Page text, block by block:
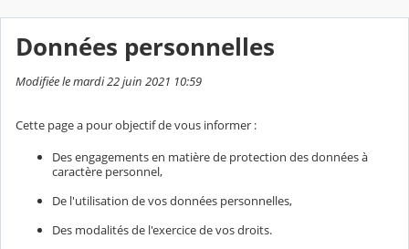
Données personnelles
Modifiée le mardi 22 juin 2021 10:59
Cette page a pour objectif de vous informer :
Des engagements en matière de protection des données à
caractère personnel,
De l'utilisation de vos données personnelles,
Des modalités de l'exercice de vos droits.